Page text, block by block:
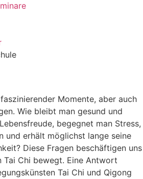
Momente, aber auch
Wie bleibt man gesund und
begegnet man Stress,
und erhält möglichst lange seine
Diese Fragen beschäftigen uns
Tai Chi bewegt. Eine Antwort
Tai Chi und Qigong